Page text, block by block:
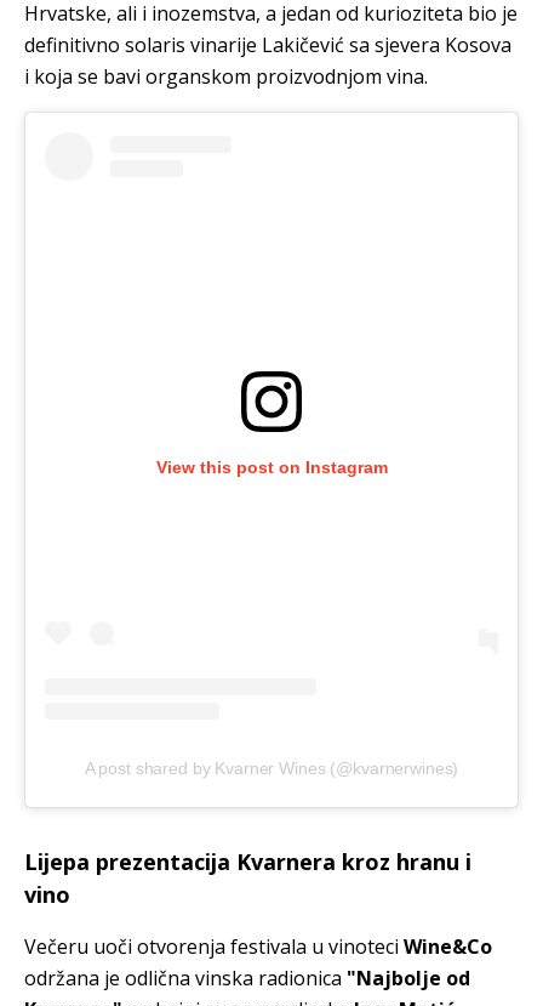
Hrvatske, ali i inozemstva, a jedan od kurioziteta bio je
definitivno solaris vinarije Lakičević sa sjevera Kosova
i koja se bavi organskom proizvodnjom vina.
View this post on Instagram
A post shared by Kvarner Wines (@kvarnerwines)
Lijepa prezentacija Kvarnera kroz hranu i
vino
Večeru uoči otvorenja festivala u vinoteci Wine&Co
održana je odlična vinska radionica "Najbolje od